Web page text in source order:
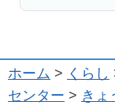
ホーム > くらし
センター > きょ